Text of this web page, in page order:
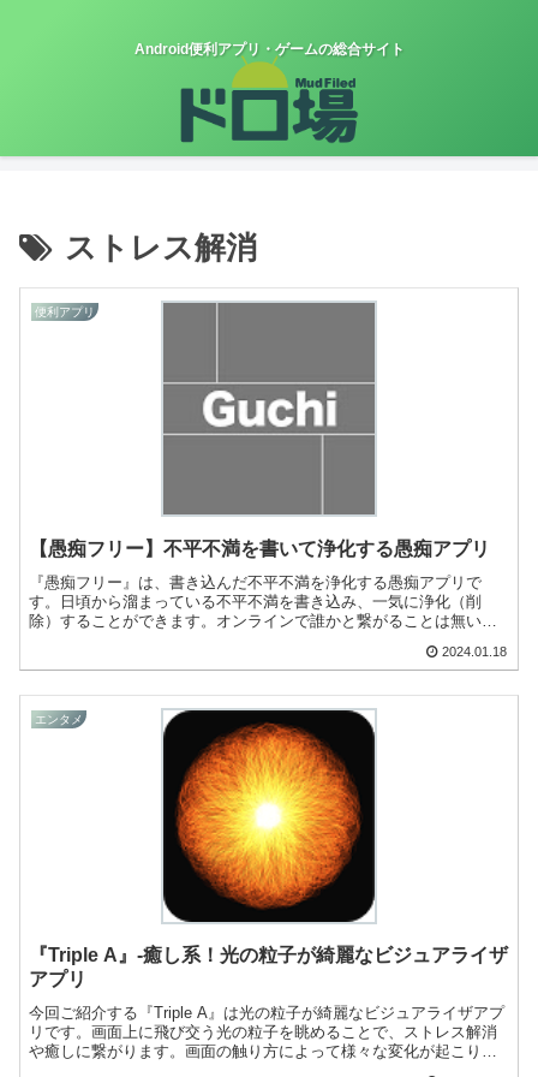
Android便利アプリ・ゲームの総合サイト
ストレス解消
便利アプリ
【愚痴フリー】不平不満を書いて浄化する愚痴アプリ
『愚痴フリー』は、書き込んだ不平不満を浄化する愚痴アプリで
す。日頃から溜まっている不平不満を書き込み、一気に浄化（削
除）することができます。オンラインで誰かと繋がることは無いの
2024.01.18
エンタメ
『Triple A』-癒し系！光の粒子が綺麗なビジュアライザ
アプリ
今回ご紹介する『Triple A』は光の粒子が綺麗なビジュアライザアプ
リです。画面上に飛び交う光の粒子を眺めることで、ストレス解消
や癒しに繋がります。画面の触り方によって様々な変化が起こりま